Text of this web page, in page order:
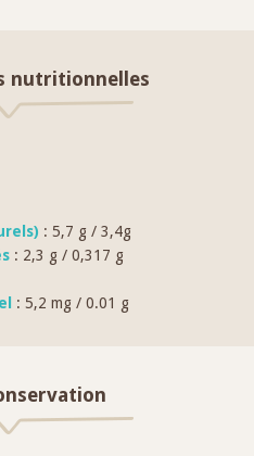
nutritionnelles
: 5,7 g / 3,4g
: 2,3 g / 0,317 g
: 5,2 mg / 0.01 g